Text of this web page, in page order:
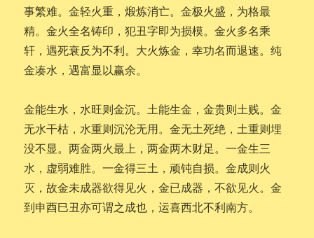
事繁难。金轻火重，煅炼消亡。金极火盛，为格最
精。金火全名铸印，犯丑字即为损模。金火多名乘
轩，遇死衰反为不利。大火炼金，幸功名而退速。纯
金凑水，遇富显以赢余。
金能生水，水旺则金沉。土能生金，金贵则土贱。金
无水干枯，水重则沉沦无用。金无土死绝，土重则埋
没不显。两金两火最上，两金两木财足。一金生三
水，虚弱难胜。一金得三土，顽钝自损。金成则火
灭，故金未成器欲得见火，金已成器，不欲见火。金
到申酉巳丑亦可谓之成也，运喜西北不利南方。